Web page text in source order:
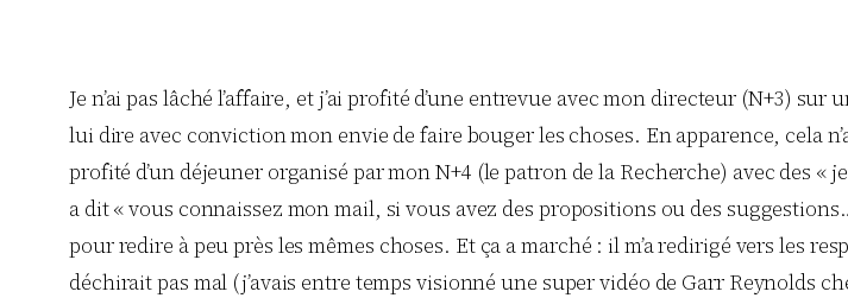
Je n’ai pas lâché l’affaire, et j’ai profité d’une entrevue avec mon directeur (N+3)
lui dire avec conviction mon envie de faire bouger les choses. En apparence, cela
profité d’un déjeuner organisé par mon N+4 (le patron de la Recherche) avec des
a dit « vous connaissez mon mail, si vous avez des propositions ou des
pour redire à peu près les mêmes choses. Et ça a marché : il m’a redirigé vers les
déchirait pas mal (j’avais entre temps visionné une super vidéo de Garr